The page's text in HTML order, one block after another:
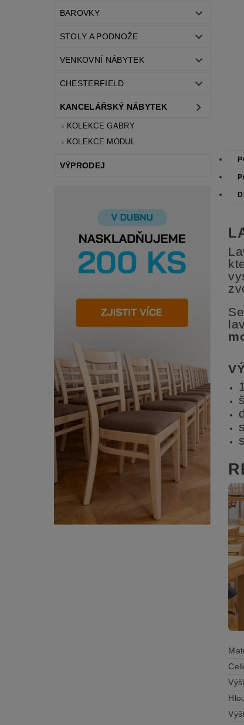
BAROVKY
STOLY A PODNOŽE
VENKOVNÍ NÁBYTEK
CHESTERFIELD
KANCELÁŘSKÝ NÁBYTEK
KOLEKCE GABRY
KOLEKCE MODUL
VÝPRODEJ